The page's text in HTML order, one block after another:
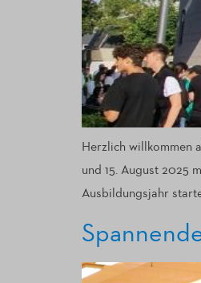
Herzlich willkommen
und 15. August 2025
Ausbildungsjahr